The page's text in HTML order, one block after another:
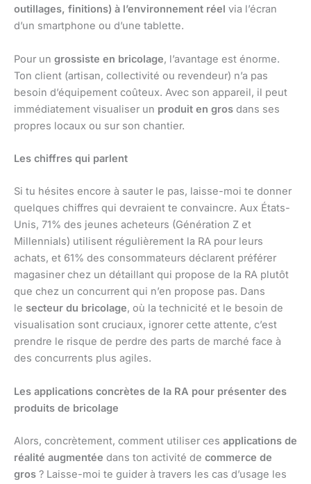
outillages, finitions) à l’environnement réel via l’écran
d’un smartphone ou d’une tablette.
Pour un grossiste en bricolage, l’avantage est énorme.
Ton client (artisan, collectivité ou revendeur) n’a pas
besoin d’équipement coûteux. Avec son appareil, il peut
immédiatement visualiser un produit en gros dans ses
propres locaux ou sur son chantier.
Les chiffres qui parlent
Si tu hésites encore à sauter le pas, laisse-moi te donner
quelques chiffres qui devraient te convaincre. Aux États-
Unis, 71% des jeunes acheteurs (Génération Z et
Millennials) utilisent régulièrement la RA pour leurs
achats, et 61% des consommateurs déclarent préférer
magasiner chez un détaillant qui propose de la RA plutôt
que chez un concurrent qui n’en propose pas. Dans
le secteur du bricolage, où la technicité et le besoin de
visualisation sont cruciaux, ignorer cette attente, c’est
prendre le risque de perdre des parts de marché face à
des concurrents plus agiles.
Les applications concrètes de la RA pour présenter des
produits de bricolage
Alors, concrètement, comment utiliser ces applications de
réalité augmentée dans ton activité de commerce de
gros ? Laisse-moi te guider à travers les cas d’usage les